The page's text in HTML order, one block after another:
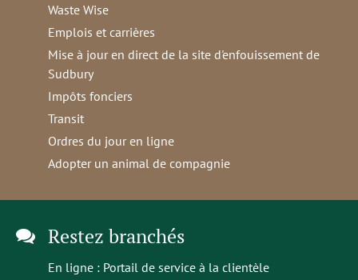
Waste Wise
Emplois et carrières
Mise à jour en direct de la site d'enfouissement de
Sudbury
Impôts fonciers
Transit
Ordres du jour en ligne
Adopter un animal de compagnie
Restez branchés
En ligne : Portail de service à la clientèle